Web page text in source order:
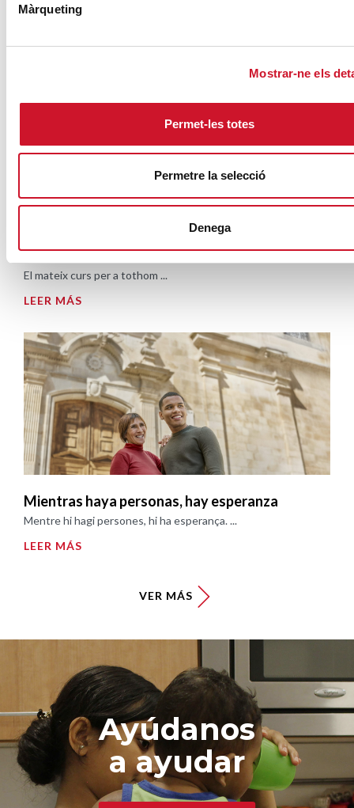
Màrqueting
Mostrar-ne els
Permet-les totes
Permetre la selecció
Denega
Sumando años, restando derechos
El mismo curso para todos
El mateix curs per a tothom ...
LEER MÁS
Mientras haya personas, hay esperanza
Mentre hi hagi persones, hi ha esperança. ...
LEER MÁS
VER MÁS
Ayúdanos
a ayudar